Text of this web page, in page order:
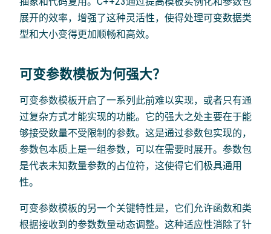
展开的效率，增强了这种灵活性，使得处理可变数据类
型和大小变得更加顺畅和高效。
可变参数模板为何强大？
可变参数模板开启了一系列此前难以实现，或者只有通
过复杂方式才能实现的功能。它的强大之处主要在于能
够接受数量不受限制的参数。这是通过参数包实现的，
参数包本质上是一组参数，可以在需要时展开。参数包
是代表未知数量参数的占位符，这使得它们极具通用
性。
可变参数模板的另一个关键特性是，它们允许函数和类
根据接收到的参数数量动态调整。这种适应性消除了针